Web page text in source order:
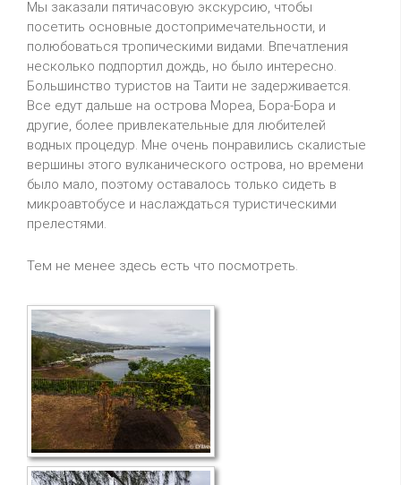
Мы заказали пятичасовую экскурсию, чтобы
посетить основные достопримечательности, и
полюбоваться тропическими видами. Впечатления
несколько подпортил дождь, но было интересно.
Большинство туристов на Таити не задерживается.
Все едут дальше на острова Мореа, Бора-Бора и
другие, более привлекательные для любителей
водных процедур. Мне очень понравились скалистые
вершины этого вулканического острова, но времени
было мало, поэтому оставалось только сидеть в
микроавтобусе и наслаждаться туристическими
прелестями.
Тем не менее здесь есть что посмотреть.